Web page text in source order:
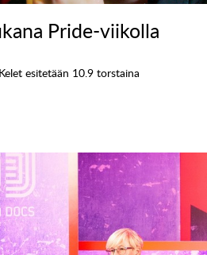
Pride-viikolla
esitetään 10.9 torstaina